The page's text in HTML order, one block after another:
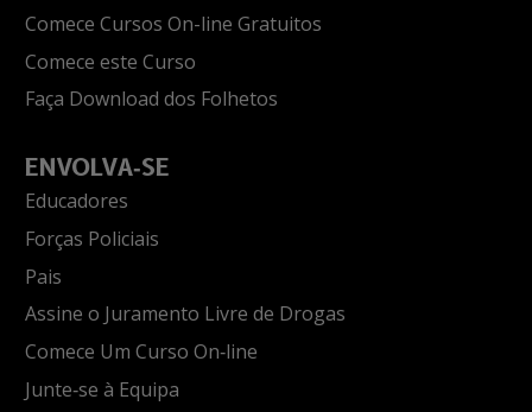
Comece Cursos On-line Gratuitos
Comece este Curso
Faça Download dos Folhetos
ENVOLVA‑SE
Educadores
Forças Policiais
Pais
Assine o Juramento Livre de Drogas
Comece Um Curso On‑line
Junte‑se à Equipa